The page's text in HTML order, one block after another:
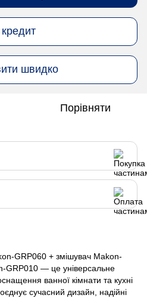
швидко
Порівняти
GRP060 + змішувач Makon-
GRP010 — це універсальне
ванної кімнати та кухні
сучасний дизайн, надійні